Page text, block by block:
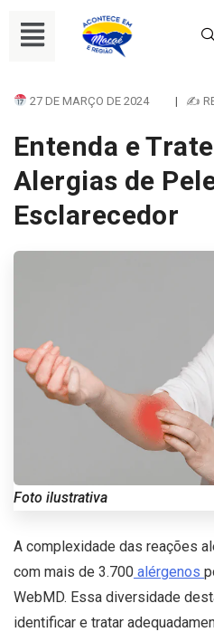
27 DE MARÇO DE 2024 | ✍
Entenda e
Alergias de
Esclarecedor
Foto ilustrativa
A complexidade das reações
com mais de 3.700 alérgenos
WebMD. Essa diversidade
identificar e tratar